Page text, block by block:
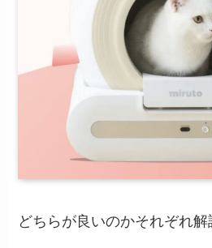
どちらが良いのかそれぞれ解